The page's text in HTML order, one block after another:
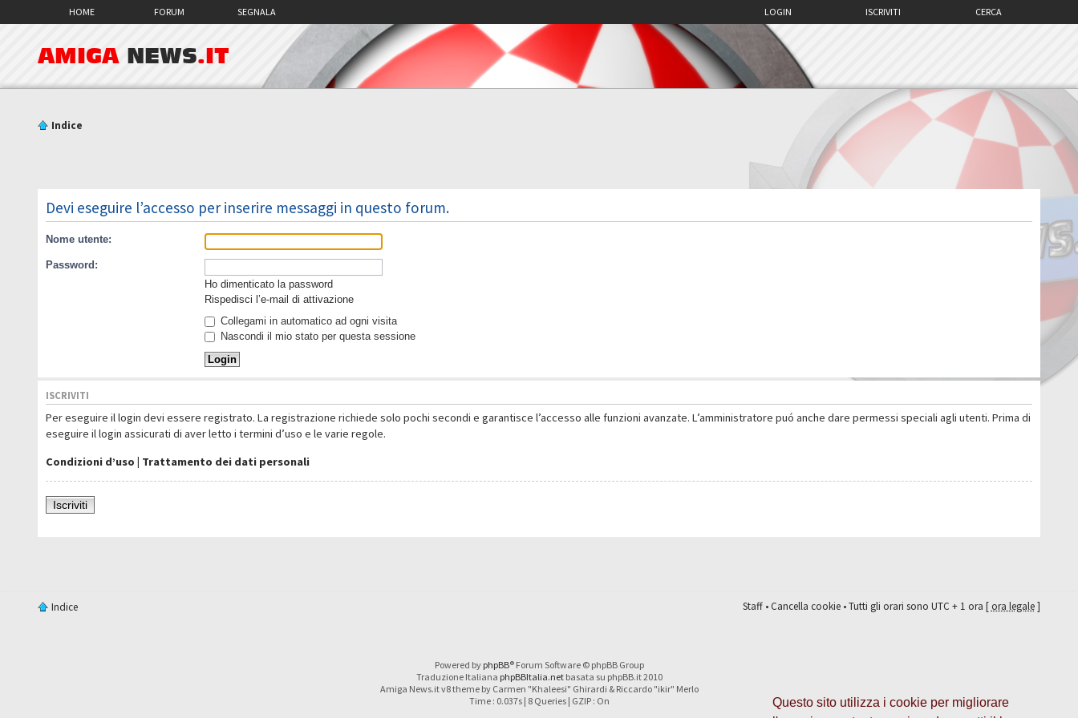
Questo sito utilizza i cookie per migliorare
HOME FORUM SEGNALA CERCA
ISCRIVITI
LOGIN
AMIGA NEWS.IT
Indice
Devi eseguire l’accesso per inserire messaggi in questo forum.
Nome utente:
Password:
Ho dimenticato la password
Rispedisci l’e-mail di attivazione
Collegami in automatico ad ogni visita
Nascondi il mio stato per questa sessione
ISCRIVITI
Per eseguire il login devi essere registrato. La registrazione richiede solo pochi secondi e garantisce l’accesso alle funzioni avanzate. L’amministratore puó anche dare permessi speciali agli utenti. Prima di
eseguire il login assicurati di aver letto i termini d’uso e le varie regole.
Condizioni d’uso | Trattamento dei dati personali
Iscriviti
Indice Staff•Cancella cookie• Tutti gli orari sono UTC + 1 ora [ora legale]
Powered by phpBB® Forum Software © phpBB Group
Traduzione Italiana phpBBItalia.netbasata su phpBB.it 2010
Amiga News.it v8 theme by Carmen "Khaleesi" Ghirardi & Riccardo "ikir" Merlo
Time : 0.037s | 8 Queries | GZIP : On